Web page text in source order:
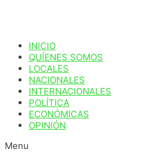
INICIO
QUÍENES SOMOS
LOCALES
NACIONALES
INTERNACIONALES
POLÍTICA
ECONÓMICAS
OPINIÓN
Menu